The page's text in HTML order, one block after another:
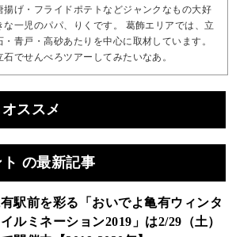
揚げ・フライドポテトなどジャンクなもの大好
な一児のパパ、りくです。 葛飾エリアでは、立
・青戸・高砂あたりを中心に取材しています。
石でせんべろツアーしてみたいなあ。
ススメ
の最新記事
駅前を彩る「おいでよ亀有ウィンタ
ルミネーション2019」は2/29（土）